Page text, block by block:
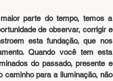
parte do tempo, temos a
de observar, corrigir e
esta fundação, que nos
Quando você tem esta
do passado, presente e
caminho para a iluminação, não